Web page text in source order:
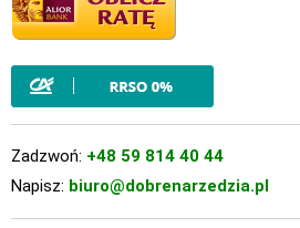
Zadzwoń: +48 59 814 40 44
Napisz: biuro@dobrenarzedzia.pl